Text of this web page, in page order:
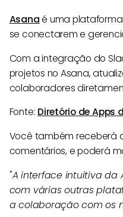
Asanaé uma
se conectarem e
Com a integração do
projetos no Asana,
colaboradores
Fonte: Diretório de Apps
Você também receberá
comentários, e poderá
"A interface intuitiva da
com várias outras
a colaboração com os